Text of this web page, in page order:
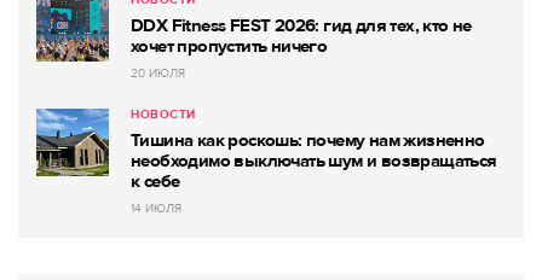
DDX Fitness FEST 2026: гид для тех, кто не
хочет пропустить ничего
20 ИЮЛЯ
НОВОСТИ
Тишина как роскошь: почему нам жизненно
необходимо выключать шум и возвращаться
к себе
14 ИЮЛЯ